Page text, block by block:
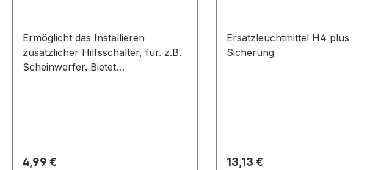
Ermöglicht das Installieren
zusätzlicher Hilfsschalter, für. z.B.
Scheinwerfer. Bietet
Regulärer Preis:
4,99 €
Ersatzleuchtmittel H4 plus
Sicherung
Regulärer Preis:
13,13 €